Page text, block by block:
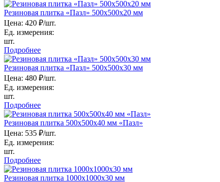
Резиновая плитка «Пазл» 500х500х20 мм
Цена: 420 ₽/шт.
Ед. измерения:
шт.
Подробнее
Резиновая плитка «Пазл» 500х500х30 мм
Цена: 480 ₽/шт.
Ед. измерения:
шт.
Подробнее
Резиновая плитка 500х500х40 мм «Пазл»
Цена: 535 ₽/шт.
Ед. измерения:
шт.
Подробнее
Резиновая плитка 1000x1000x30 мм